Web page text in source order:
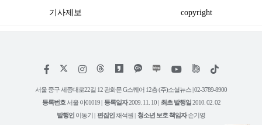
기사제보 copyright
페
스
인
타
램
위
트
유
튜
틱
서울 중구 세종대로22길 12 광화문 G스퀘어 12층 (주)소셜뉴스 | 02-3789-8900
등록번호 서울 아01019 | 등록일자2009. 11. 10 | 최초 발행일2010. 02. 02
발행인 이동기 | 편집인채석원 | 청소년 보호 책임자손기영